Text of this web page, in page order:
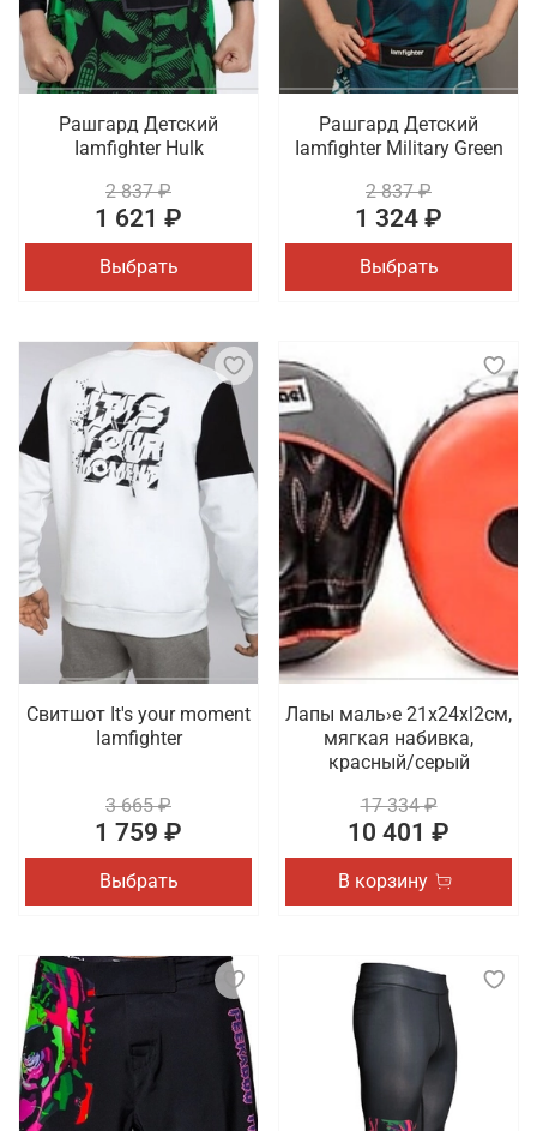
Рашгард Детский
Iamfighter Hulk
2 837 ₽
1 621 ₽
Выбрать
Рашгард Детский
Iamfighter Military Green
2 837 ₽
1 324 ₽
Выбрать
Свитшот It's your moment
Iamfighter
3 665 ₽
1 759 ₽
Выбрать
Лапы маль›е 21x24xl2cм,
мягкая набивка,
красный/серый
17 334 ₽
10 401 ₽
В корзину